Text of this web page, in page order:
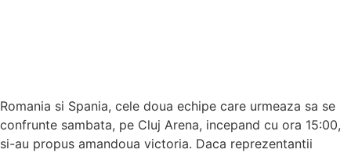
Romania si Spania, cele doua echipe care urmeaza sa se
confrunte sambata, pe Cluj Arena, incepand cu ora 15:00,
si-au propus amandoua victoria. Daca reprezentantii